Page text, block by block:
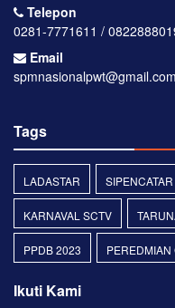
Telepon
0281-7771611 /
Email
spmnasionalpwt@gmail.com
Tags
LADASTAR SIPENCATAR
KARNAVAL SCTV
PPDB 2023
Ikuti Kami